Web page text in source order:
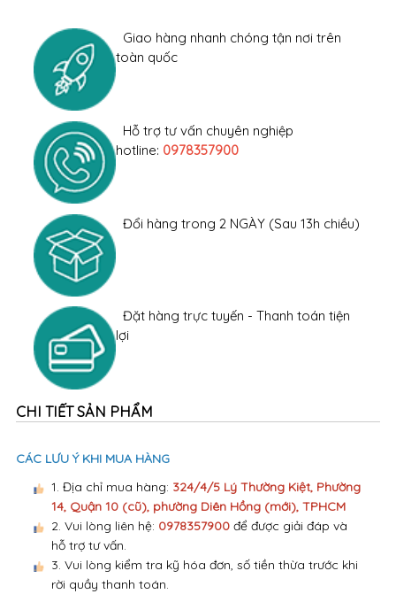
Giao hàng nhanh chóng tận nơi trên
toàn quốc
Hỗ trợ tư vấn chuyên nghiệp
hotline: 0978357900
Đổi hàng trong 2 NGÀY (Sau 13h chiều)
Đặt hàng trực tuyến - Thanh toán tiện
lợi
CHI TIẾT SẢN PHẨM
CÁC LƯU Ý KHI MUA HÀNG
1. Địa chỉ mua hàng: 324/4/5 Lý Thường Kiệt, Phường
14, Quận 10 (cũ), phường Diên Hồng (mới), TPHCM
2. Vui lòng liên hệ: 0978357900để được giải đáp và
hỗ trợ tư vấn.
3. Vui lòng kiểm tra kỹ hóa đơn, số tiền thừa trước khi
rời quầy thanh toán.